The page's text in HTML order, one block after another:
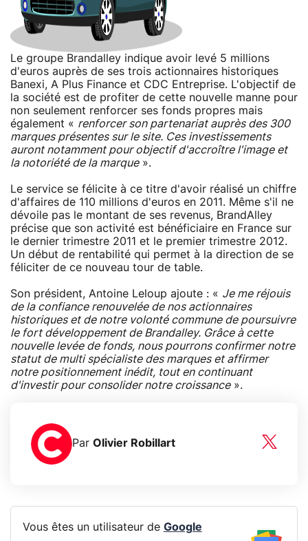
Le groupe Brandalley indique avoir levé 5 millions
d'euros auprès de ses trois actionnaires historiques
Banexi, A Plus Finance et CDC Entreprise. L'objectif de
la société est de profiter de cette nouvelle manne pour
non seulement renforcer ses fonds propres mais
également « renforcer son partenariat auprès des 300
marques présentes sur le site. Ces investissements
auront notamment pour objectif d'accroître l'image et
la notoriété de la marque».
Le service se félicite à ce titre d'avoir réalisé un chiffre
d'affaires de 110 millions d'euros en 2011. Même s'il ne
dévoile pas le montant de ses revenus, BrandAlley
précise que son activité est bénéficiaire en France sur
le dernier trimestre 2011 et le premier trimestre 2012.
Un début de rentabilité qui permet à la direction de se
féliciter de ce nouveau tour de table.
Son président, Antoine Leloup ajoute : « Je me réjouis
de la confiance renouvelée de nos actionnaires
historiques et de notre volonté commune de poursuivre
le fort développement de Brandalley. Grâce à cette
nouvelle levée de fonds, nous pourrons confirmer notre
statut de multi spécialiste des marques et affirmer
notre positionnement inédit, tout en continuant
d'investir pour consolider notre croissance».
Par Olivier Robillart
Vous êtes un utilisateur de Google